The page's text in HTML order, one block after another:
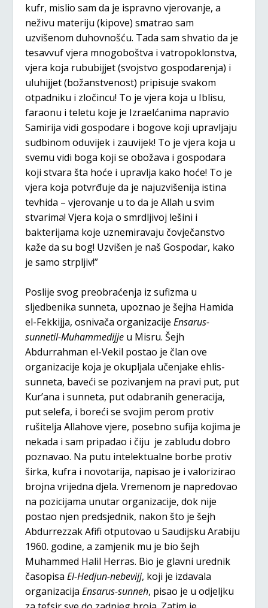
kufr, mislio sam da je ispravno vjerovanje, a
neživu materiju (kipove) smatrao sam
uzvišenom duhovnošću. Tada sam shvatio da je
tesavvuf vjera mnogoboštva i vatropoklonstva,
vjera koja rububijjet (svojstvo gospodarenja) i
uluhijjet (božanstvenost) pripisuje svakom
otpadniku i zločincu! To je vjera koja u Iblisu,
faraonu i teletu koje je Izraelćanima napravio
Samirija vidi gospodare i bogove koji upravljaju
sudbinom oduvijek i zauvijek! To je vjera koja u
svemu vidi boga koji se obožava i gospodara
koji stvara šta hoće i upravlja kako hoće! To je
vjera koja potvrđuje da je najuzvišenija istina
tevhida – vjerovanje u to da je Allah u svim
stvarima! Vjera koja o smrdljivoj lešini i
bakterijama koje uznemiravaju čovječanstvo
kaže da su bog! Uzvišen je naš Gospodar, kako
je samo strpljiv!”
Poslije svog preobraćenja iz sufizma u
sljedbenika sunneta, upoznao je šejha Hamida
el-Fekkijja, osnivača organizacijeEnsarus-
sunnetil-Muhammedijje u Misru. Šejh
Abdurrahman el-Vekil postao je član ove
organizacije koja je okupljala učenjake ehlis-
sunneta, baveći se pozivanjem na pravi put, put
Kur’ana i sunneta, put odabranih generacija,
put selefa, i boreći se svojim perom protiv
rušitelja Allahove vjere, posebno sufija kojima je
nekada i sam pripadao i čiju je zabludu dobro
poznavao. Na putu intelektualne borbe protiv
širka, kufra i novotarija, napisao je i valorizirao
brojna vrijedna djela. Vremenom je napredovao
na pozicijama unutar organizacije, dok nije
postao njen predsjednik, nakon što je šejh
Abdurrezzak Afifi otputovao u Saudijsku Arabiju
1960. godine, a zamjenik mu je bio šejh
Muhammed Halil Herras. Bio je glavni urednik
časopisaEl-Hedjun-nebevijj, koji je izdavala
organizacijaEnsarus-sunneh, pisao je u odjeljku